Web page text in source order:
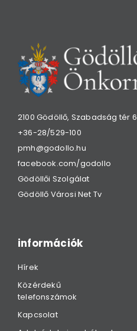
2100 Gödöllő, Szabadság tér
+36-28/529-100
pmh@godollo.hu
facebook.com/godollo
Gödöllői Szolgálat
Gödöllő Városi Net Tv
információk
Hírek
Közérdekű
telefonszámok
Kapcsolat